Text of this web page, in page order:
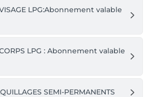
LPG:Abonnement valable
LPG : Abonnement valable
SEMI-PERMANENTS